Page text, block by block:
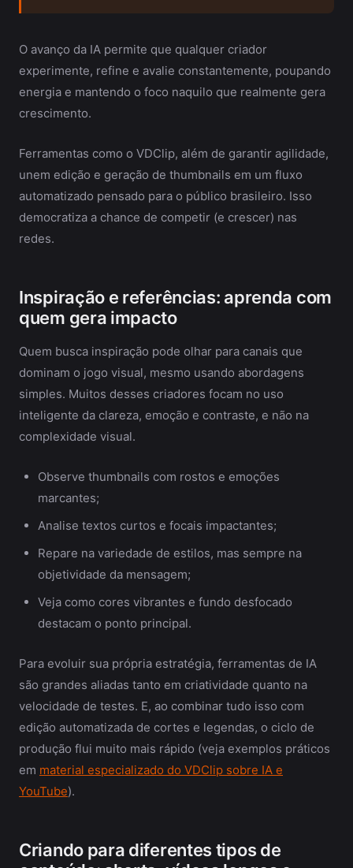
O avanço da IA permite que qualquer criador
experimente, refine e avalie constantemente, poupando
energia e mantendo o foco naquilo que realmente gera
crescimento.
Ferramentas como o VDClip, além de garantir agilidade,
unem edição e geração de thumbnails em um fluxo
automatizado pensado para o público brasileiro. Isso
democratiza a chance de competir (e crescer) nas
redes.
Inspiração e referências: aprenda com
quem gera impacto
Quem busca inspiração pode olhar para canais que
dominam o jogo visual, mesmo usando abordagens
simples. Muitos desses criadores focam no uso
inteligente da clareza, emoção e contraste, e não na
complexidade visual.
Observe thumbnails com rostos e emoções
marcantes;
Analise textos curtos e focais impactantes;
Repare na variedade de estilos, mas sempre na
objetividade da mensagem;
Veja como cores vibrantes e fundo desfocado
destacam o ponto principal.
Para evoluir sua própria estratégia, ferramentas de IA
são grandes aliadas tanto em criatividade quanto na
velocidade de testes. E, ao combinar tudo isso com
edição automatizada de cortes e legendas, o ciclo de
produção flui muito mais rápido (veja exemplos práticos
em material especializado do VDClip sobre IA e
YouTube).
Criando para diferentes tipos de